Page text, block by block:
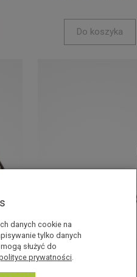
Do koszyka
danych cookie na
tylko danych
służyć do
prywatności